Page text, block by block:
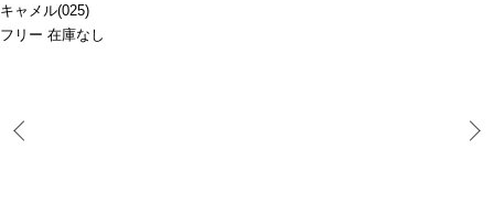
キャメル(025)
フリー 在庫なし